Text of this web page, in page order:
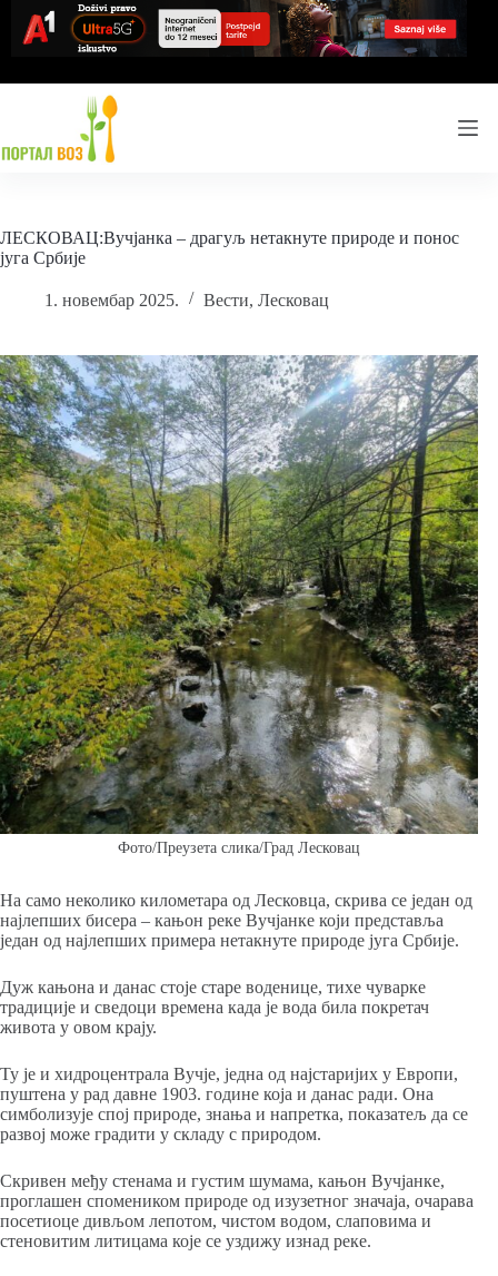
content
ЛЕСКОВАЦ:Вучјанка – драгуљ нетакнуте природе и понос
југа Србије
1. новембар 2025. Вести, Лесковац
Фото/Преузета слика/Град Лесковац
На само неколико километара од Лесковца, скрива се један од
најлепших бисера – кањон реке Вучјанке који представља
један од најлепших примера нетакнуте природе југа Србије.
Дуж кањона и данас стоје старе воденице, тихе чуварке
традиције и сведоци времена када је вода била покретач
живота у овом крају.
Ту је и хидроцентрала Вучје, једна од најстаријих у Европи,
пуштена у рад давне 1903. године која и данас ради. Она
симболизује спој природе, знања и напретка, показатељ да се
развој може градити у складу с природом.
Скривен међу стенама и густим шумама, кањон Вучјанке,
проглашен спомеником природе од изузетног значаја, очарава
посетиоце дивљом лепотом, чистом водом, слаповима и
стеновитим литицама које се уздижу изнад реке.